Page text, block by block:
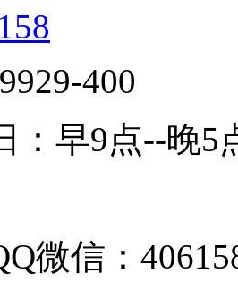
400
：早9点--晚5
微信：